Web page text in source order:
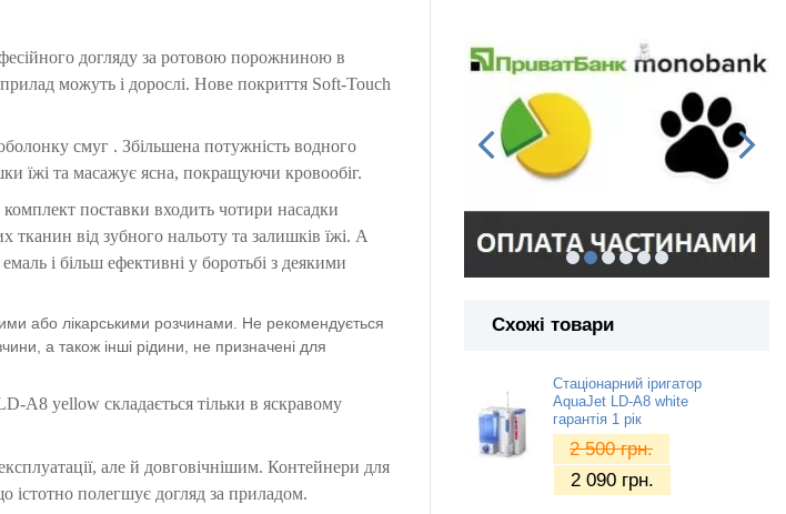
догляду за ротовою порожниною в
можуть і дорослі. Нове покриття Soft-Touch
смуг . Збільшена потужність водного
їжі та масажує ясна, покращуючи кровообіг.
поставки входить чотири насадки
тканин від зубного нальоту та залишків їжі. А
і більш ефективні у боротьбі з деякими
або лікарськими розчинами. Не рекомендується
а також інші рідини, не призначені для
A8 yellow складається тільки в яскравому
але й довговічнішим. Контейнери для
полегшує догляд за приладом.
Схожі товари
Стаціонарний іригатор
AquaJet LD-A8 white
гарантія 1 рік
2 500грн.
2 090 грн.